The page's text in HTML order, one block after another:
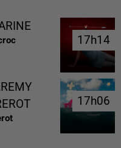
17h14
17h14
17h06
17h06